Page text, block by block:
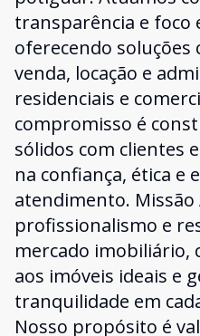
transparência e foco
oferecendo soluções
venda, locação e
residenciais e
compromisso é
sólidos com clientes
na confiança, ética e
atendimento.
profissionalismo e
mercado imobiliário,
aos imóveis ideais e
tranquilidade em
Nosso propósito é